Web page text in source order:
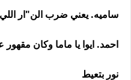
ساميه. يعني ضرب الن"ار
احمد. ايوا يا ماما وكان مقهور
نور بتعيط